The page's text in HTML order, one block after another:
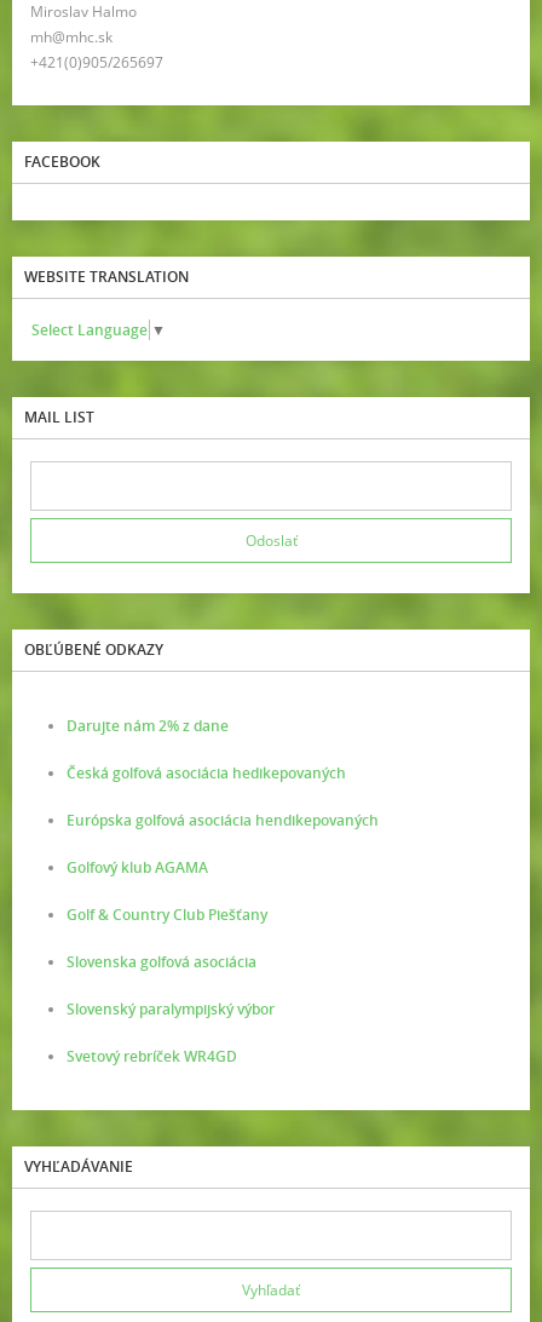
Miroslav Halmo
mh@mhc.sk
+421(0)905/265697
FACEBOOK
WEBSITE TRANSLATION
Select Language ▼
MAIL LIST
OBĽÚBENÉ ODKAZY
Darujte nám 2% z dane
Česká golfová asociácia hedikepovaných
Európska golfová asociácia hendikepovaných
Golfový klub AGAMA
Golf & Country Club Piešťany
Slovenska golfová asociácia
Slovenský paralympijský výbor
Svetový rebríček WR4GD
VYHĽADÁVANIE